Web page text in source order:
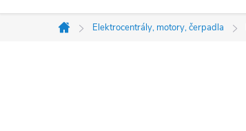
Domů
Elektrocentrály, motory, čerpadla